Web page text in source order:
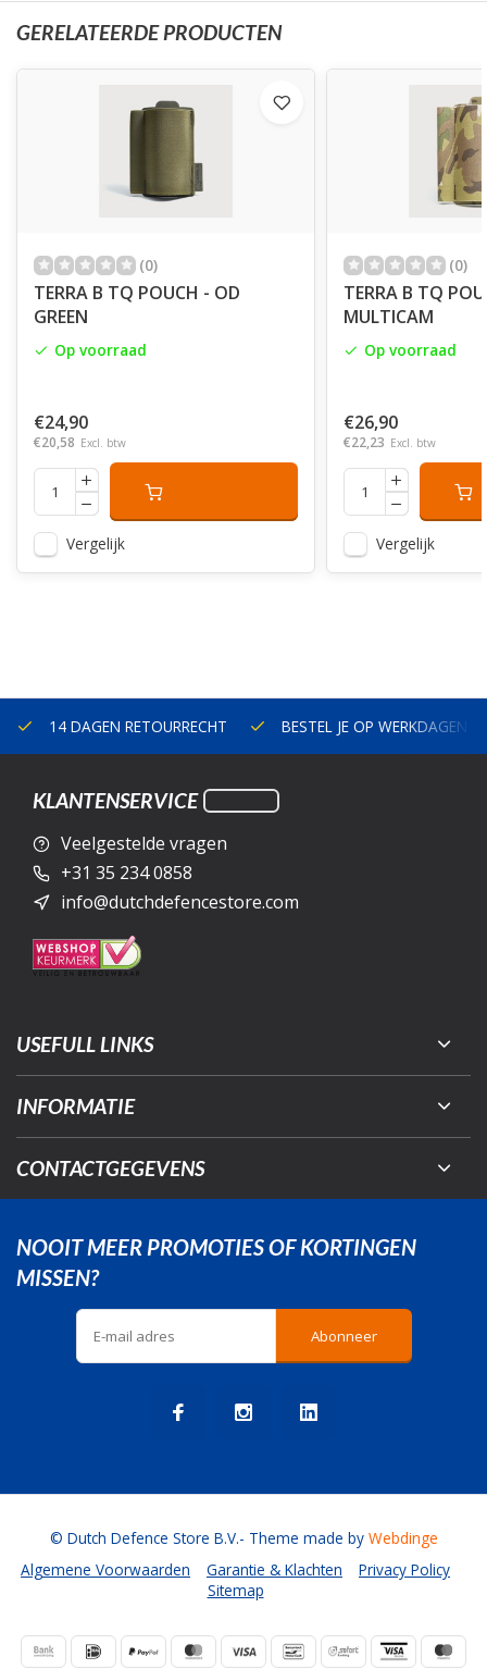
GERELATEERDE PRODUCTEN
(0)
TERRA B TQ POUCH - OD
GREEN
Op voorraad
€24,90
€20,58 Excl. btw
Vergelijk
(0)
TERRA B TQ
MULTICAM
Op voorraad
€26,90
€22,23 Excl. btw
Vergelijk
14 DAGEN RETOURRECHT BESTEL JE OP WERKDAGEN
KLANTENSERVICE
Veelgestelde vragen
+31 35 234 0858
info@dutchdefencestore.com
USEFULL LINKS
INFORMATIE
CONTACTGEGEVENS
NOOIT MEER PROMOTIES OF KORTINGEN
MISSEN?
Abonneer
Algemene Voorwaarden Garantie & Klachten
Privacy Policy
Sitemap
© Dutch Defence Store B.V.- Theme made by Webdinge